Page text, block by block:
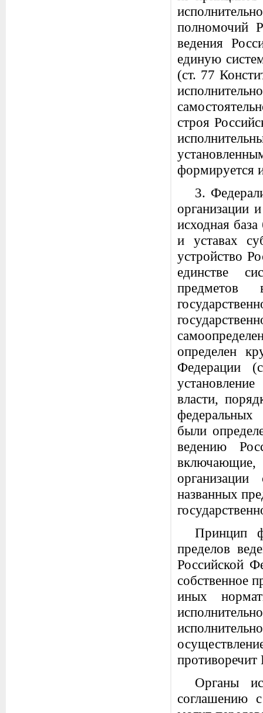
полномочий
ведения
единую
(ст. 77
строя
формируется
3.
организации
исходная
и уставах
устройство
единстве
определен
Федерации
власти,
федеральных
были
ведению
названных
Принцип
пределов
Российской
собственное
иных
Органы
соглашению